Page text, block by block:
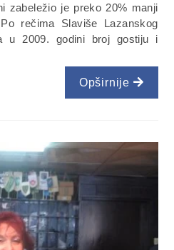
zabeležio je preko 20% manji
rečima Slaviše Lazanskog
u 2009. godini broj gostiju i
Opširnije